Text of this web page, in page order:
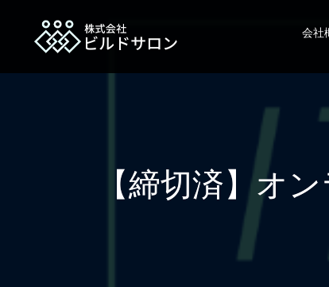
会社
【締切済】オ